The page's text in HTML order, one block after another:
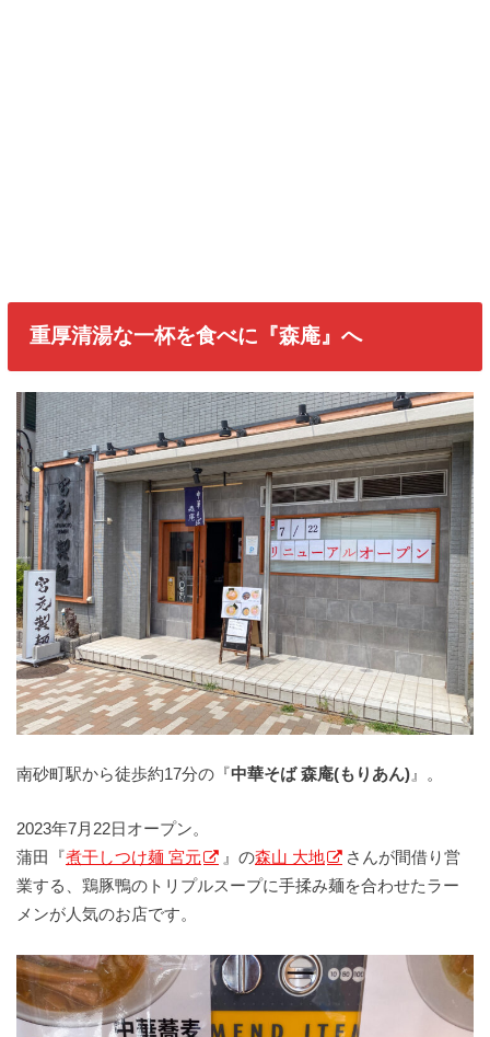
重厚清湯な一杯を食べに『森庵』へ
南砂町駅から徒歩約17分の『中華そば 森庵(もりあん) 』。
2023年7月22日オープン。
蒲田『煮干しつけ麺 宮元 』の森山 大地
さんが間借り営
業する、鶏豚鴨のトリプルスープに手揉み麺を合わせたラー
メンが人気のお店です。